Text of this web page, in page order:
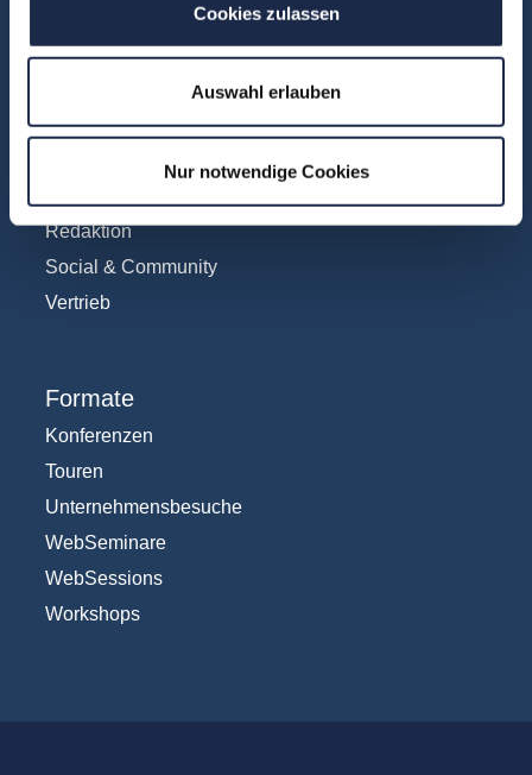
Cookies zulassen
Auswahl erlauben
Nur notwendige Cookies
Fachübergreifend
IT und Digital
Redaktion
Social & Community
Vertrieb
Formate
Konferenzen
Touren
Unternehmensbesuche
WebSeminare
WebSessions
Workshops